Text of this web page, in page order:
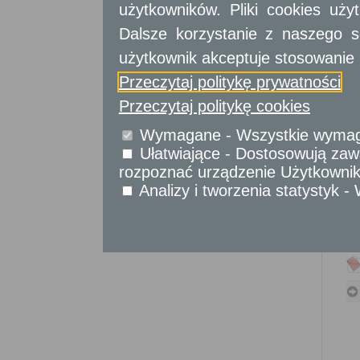
Sprawy komunikacyjne
Udostępnianie informacji publicznej
Urząd Stanu Cywilnego
Usługi
dla przedsiębiorców
urzędów
użytkowników. Pliki cookies
Dalsze korzystanie z naszego
użytkownik akceptuje stosowanie
Przeczytaj politykę prywatności
Przeczytaj politykę cookies
Wymagane - Wszystkie
Ułatwiające - Dostosowują
rozpoznać urządzenie
Analizy i tworzenia statystyk -